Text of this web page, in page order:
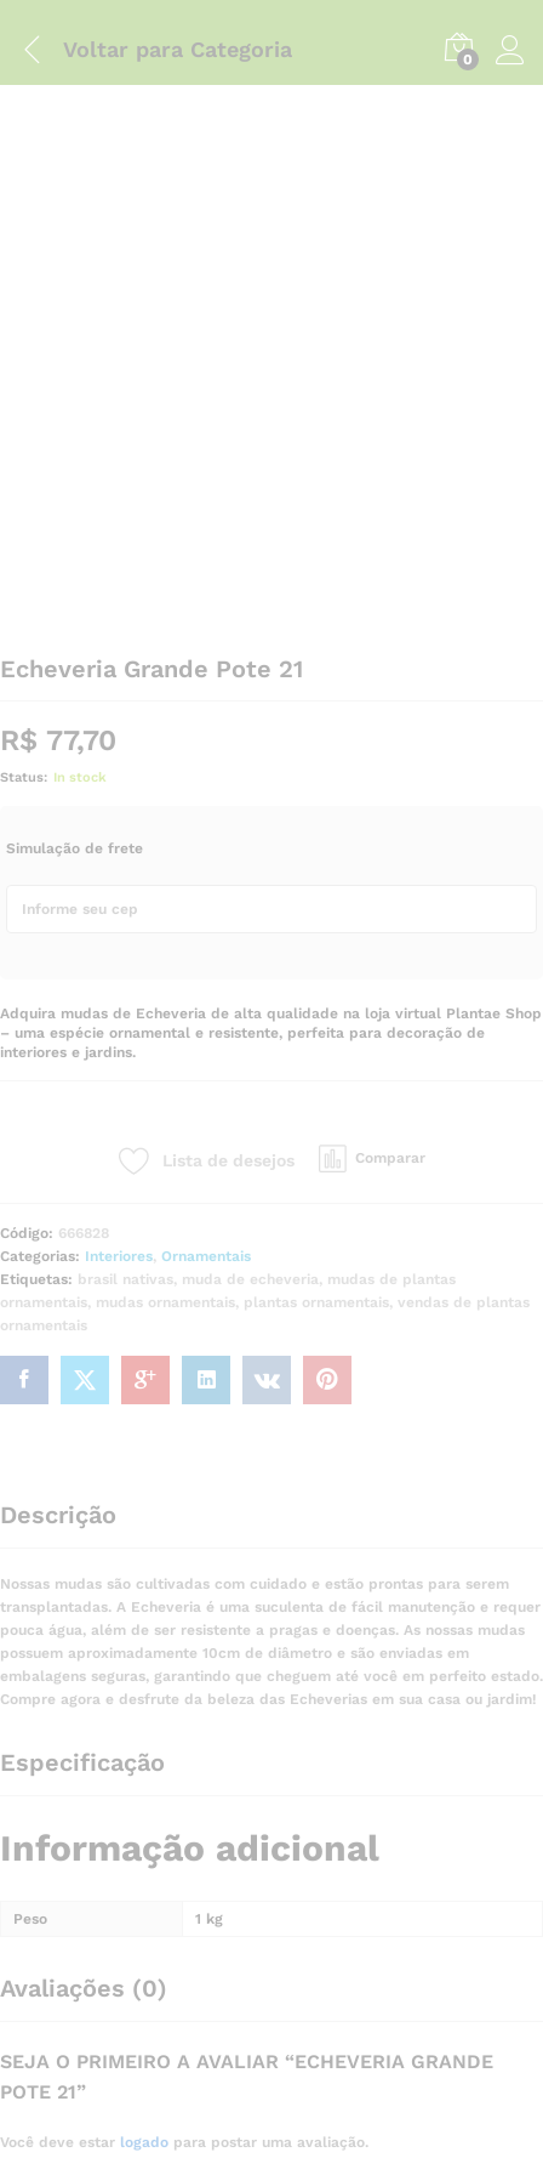
Voltar para Categoria 0
Echeveria Grande Pote 21
R$ 77,70
Status: In stock
Simulação de frete
Adquira mudas de Echeveria de alta qualidade na loja virtual Plantae Shop
– uma espécie ornamental e resistente, perfeita para decoração de
interiores e jardins.
Lista de desejos Comparar
Código: 666828
Categorias: Interiores, Ornamentais
Etiquetas: brasil nativas, muda de echeveria, mudas de plantas
ornamentais, mudas ornamentais, plantas ornamentais, vendas de plantas
ornamentais
Descrição
Nossas mudas são cultivadas com cuidado e estão prontas para serem
transplantadas. A Echeveria é uma suculenta de fácil manutenção e requer
pouca água, além de ser resistente a pragas e doenças. As nossas mudas
possuem aproximadamente 10cm de diâmetro e são enviadas em
embalagens seguras, garantindo que cheguem até você em perfeito estado.
Compre agora e desfrute da beleza das Echeverias em sua casa ou jardim!
Especificação
Informação adicional
Peso 1 kg
Avaliações (0)
SEJA O PRIMEIRO A AVALIAR “ECHEVERIA GRANDE
POTE 21”
Você deve estar logado para postar uma avaliação.